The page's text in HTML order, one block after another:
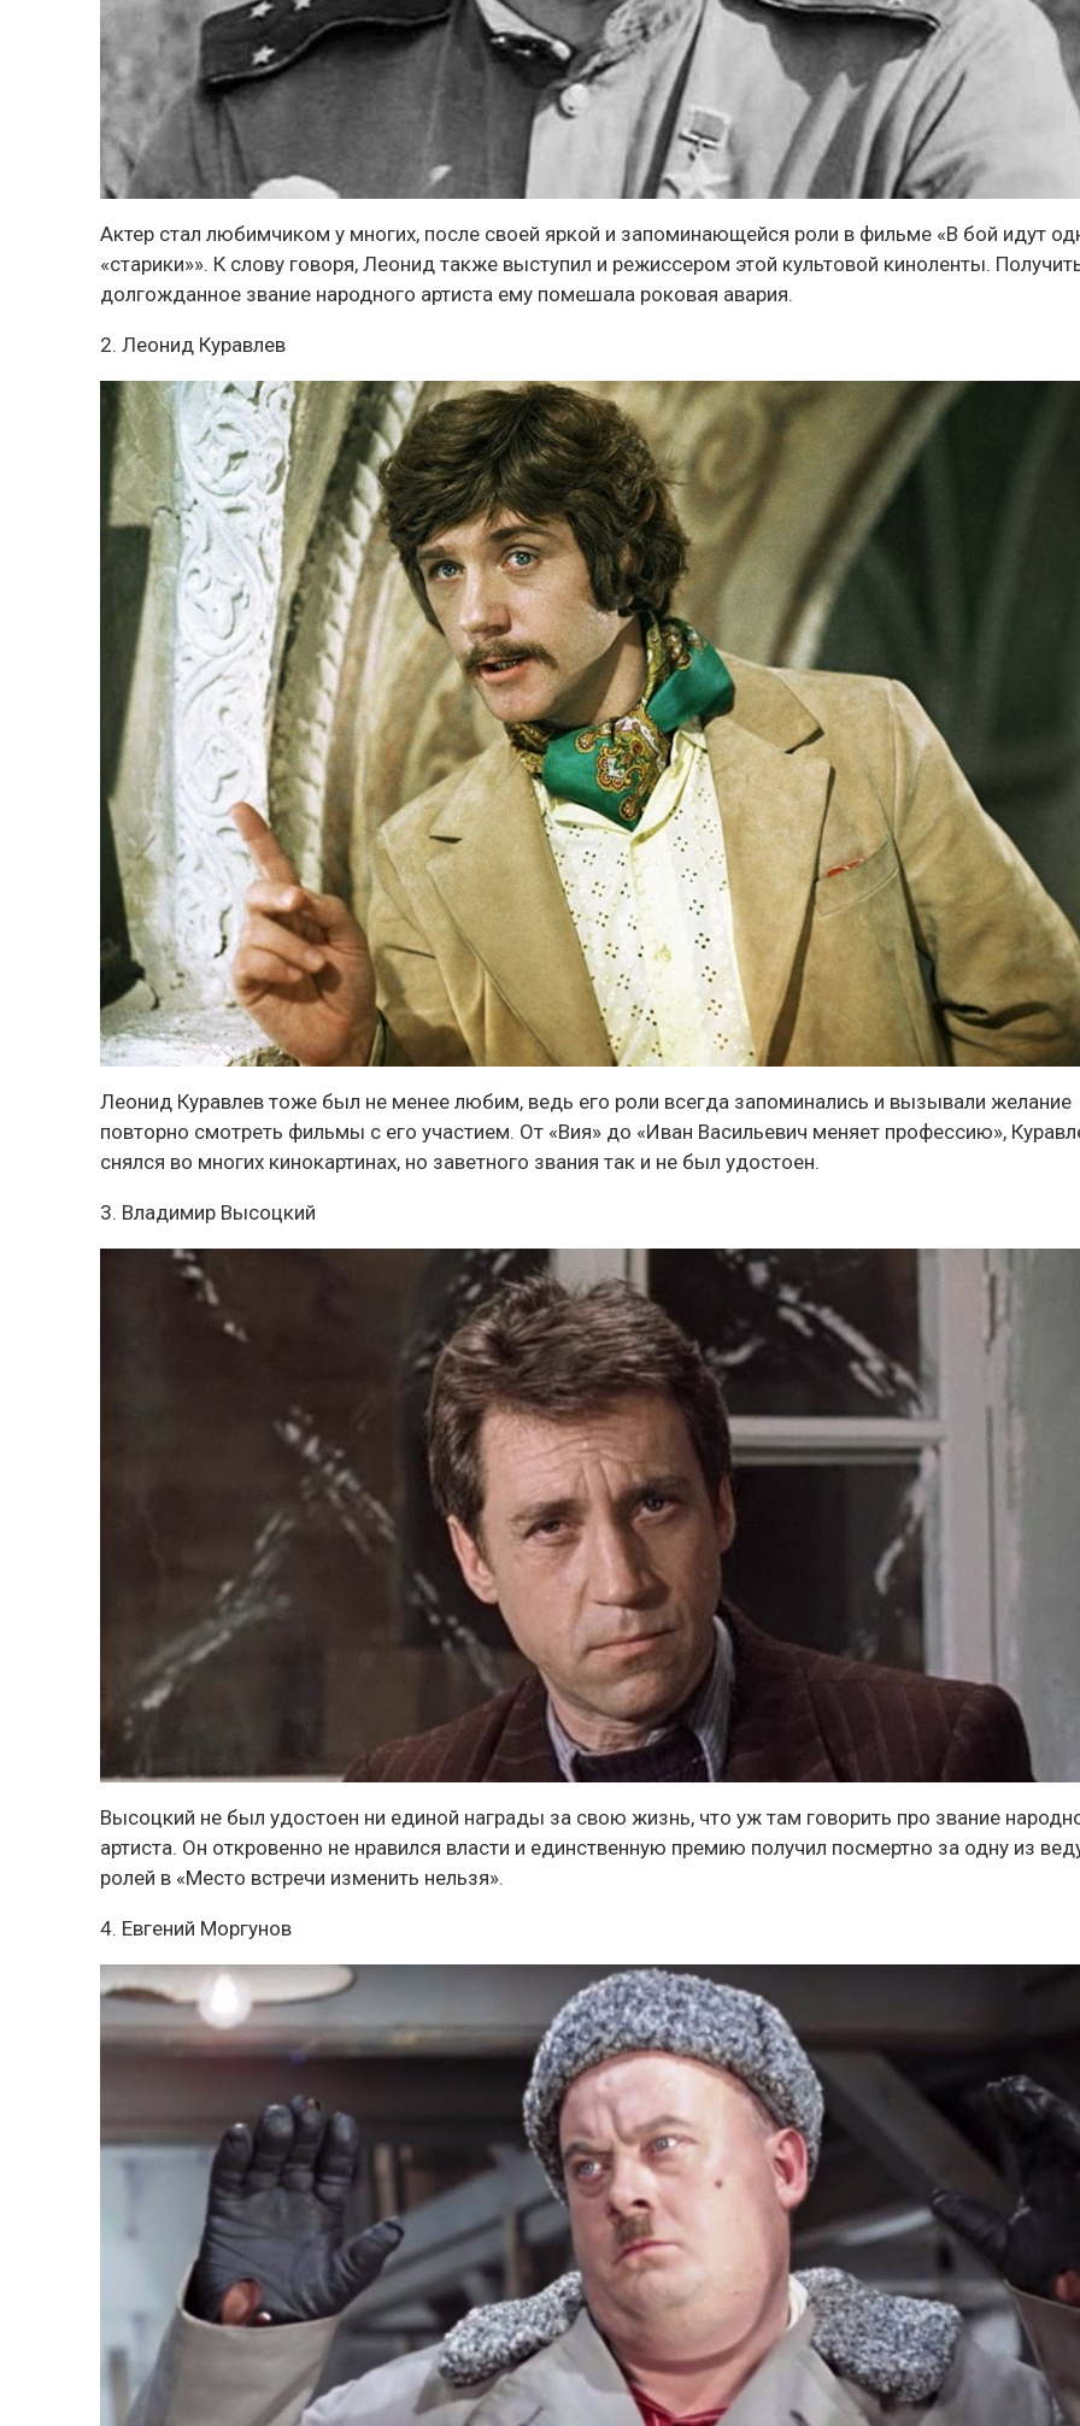
Актер стал любимчиком у многих, после своей яркой и запоминающейся роли в фильме «В бой идут
«старики»». К слову говоря, Леонид также выступил и режиссером этой культовой киноленты.
долгожданное звание народного артиста ему помешала роковая авария.
2. Леонид Куравлев
Леонид Куравлев тоже был не менее любим, ведь его роли всегда запоминались и вызывали желание
повторно смотреть фильмы с его участием. От «Вия» до «Иван Васильевич меняет профессию»,
снялся во многих кинокартинах, но заветного звания так и не был удостоен.
3. Владимир Высоцкий
Высоцкий не был удостоен ни единой награды за свою жизнь, что уж там говорить про звание
артиста. Он откровенно не нравился власти и единственную премию получил посмертно за одну из
ролей в «Место встречи изменить нельзя».
4. Евгений Моргунов